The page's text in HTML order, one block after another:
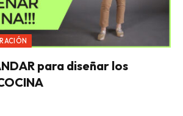
para diseñar los